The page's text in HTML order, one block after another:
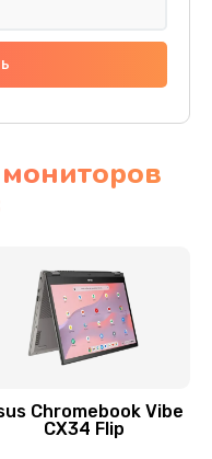
(с разбором)
(домой)
Chromebook Vibe
CX34 Flip